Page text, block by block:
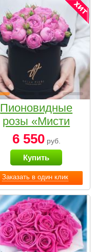
Заказать в один клик
Пионовидные
розы «Мисти
бабблс» в
черной коробке
Small
6 550руб.
Купить